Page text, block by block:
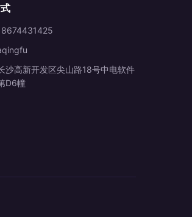
沙高新开发区尖山路18号中电软件
D6幢